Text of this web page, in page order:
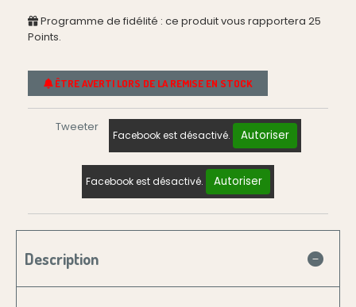
Programme de fidélité : ce produit vous rapportera 25
Points.
ÊTRE AVERTI LORS DE LA REMISE EN STOCK
Tweeter
Facebook est désactivé. Autoriser
Facebook est désactivé. Autoriser
Description